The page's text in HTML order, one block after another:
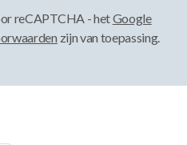
reCAPTCHA - hetGoogle
zijn van toepassing.